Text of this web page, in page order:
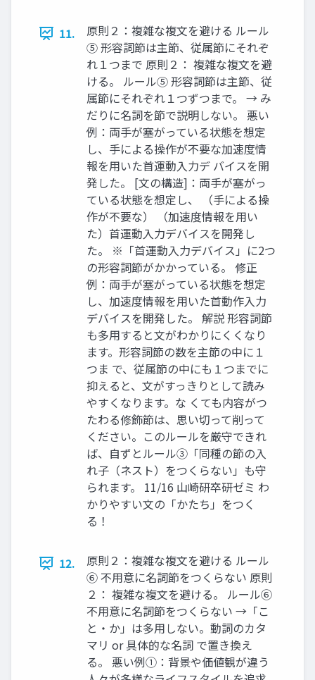
11.
原則２：複雑な複文を避ける ルール
⑤ 形容詞節は主節、従属節にそれぞ
れ１つまで 原則２： 複雑な複文を避
ける。 ルール⑤ 形容詞節は主節、従
属節にそれぞれ１つずつまで。 → み
だりに名詞を節で説明しない。 悪い
例：両手が塞がっている状態を想定
し、手による操作が不要な加速度情
報を用いた首運動入力デ バイスを開
発した。 [文の構造]：両手が塞がっ
ている状態を想定し、 （手による操
作が不要な） （加速度情報を用い
た）首運動入力デバイスを開発し
た。 ※「首運動入力デバイス」に2つ
の形容詞節がかかっている。 修正
例：両手が塞がっている状態を想定
し、加速度情報を用いた首動作入力
デバイスを開発した。 解説 形容詞節
も多用すると文がわかりにくくなり
ます。形容詞節の数を主節の中に１
つま で、従属節の中にも１つまでに
抑えると、文がすっきりとして読み
やすくなります。な くても内容がつ
たわる修飾節は、思い切って削って
ください。このルールを厳守できれ
ば、自ずとルール③「同種の節の入
れ子（ネスト）をつくらない」も守
られます。 11/16 山崎研卒研ゼミ わ
かりやすい文の「かたち」をつく
る！
12.
原則２：複雑な複文を避ける ルール
⑥ 不用意に名詞節をつくらない 原則
２： 複雑な複文を避ける。 ルール⑥
不用意に名詞節をつくらない →「こ
と・か」は多用しない。動詞のカタ
マリ or 具体的な名詞 で置き換え
る。 悪い例①：背景や価値観が違う